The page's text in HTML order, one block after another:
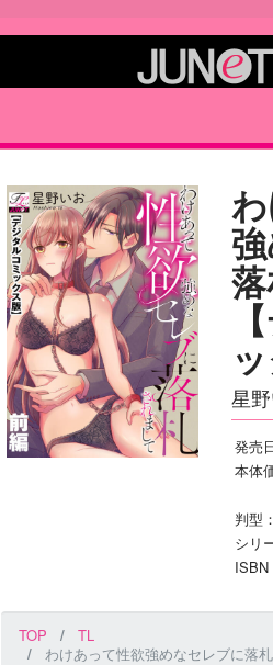
星
発売
本体
判型
シリ
ISBN
TOP
TL
わけあって性欲強めなセレブに落札され